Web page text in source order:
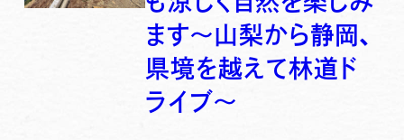
ます〜山梨から静岡、
県境を越えて林道ド
ライブ〜